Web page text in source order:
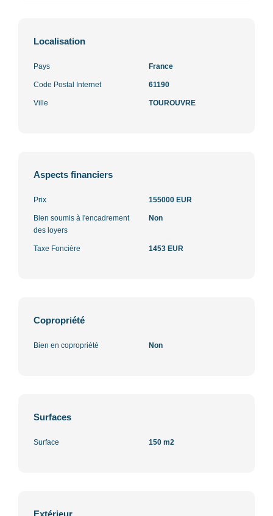
Localisation
Pays France
Code Postal Internet 61190
Ville TOUROUVRE
Aspects financiers
Prix 155000 EUR
Bien soumis à l'encadrement
des loyers
Non
Taxe Foncière 1453 EUR
Copropriété
Bien en copropriété Non
Surfaces
Surface 150 m2
Extérieur